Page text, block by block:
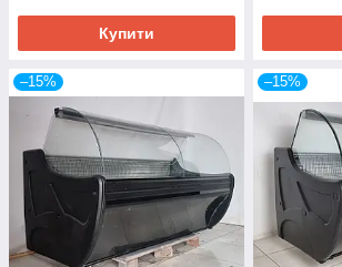
Купити
–15% –15%